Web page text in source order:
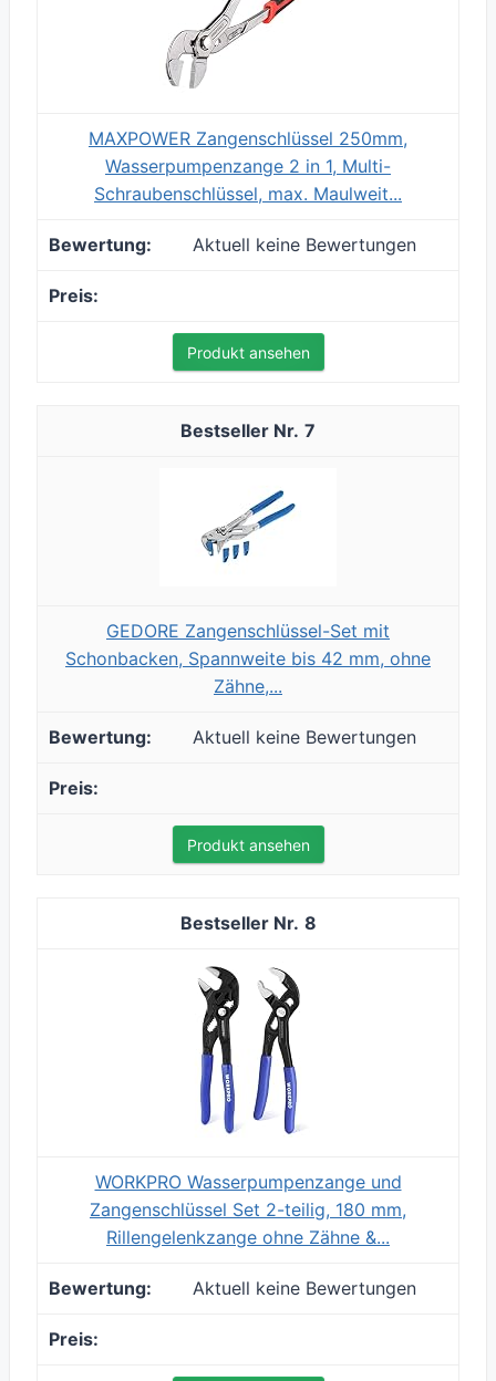
MAXPOWER Zangenschlüssel 250mm,
Wasserpumpenzange 2 in 1, Multi-
Schraubenschlüssel, max. Maulweit...
Aktuell keine Bewertungen
Produkt ansehen
7
GEDORE Zangenschlüssel-Set mit
Schonbacken, Spannweite bis 42 mm, ohne
Zähne,...
Aktuell keine Bewertungen
Produkt ansehen
8
WORKPRO Wasserpumpenzange und
Zangenschlüssel Set 2-teilig, 180 mm,
Rillengelenkzange ohne Zähne &...
Aktuell keine Bewertungen